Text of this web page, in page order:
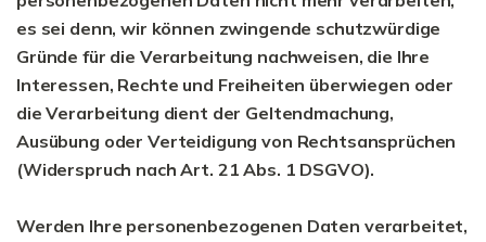
es sei denn, wir können zwingende schutzwürdige
Gründe für die Verarbeitung nachweisen, die Ihre
Interessen, Rechte und Freiheiten überwiegen oder
die Verarbeitung dient der Geltendmachung,
Ausübung oder Verteidigung von Rechtsansprüchen
(Widerspruch nach Art. 21 Abs. 1 DSGVO).
Werden Ihre personenbezogenen Daten verarbeitet,